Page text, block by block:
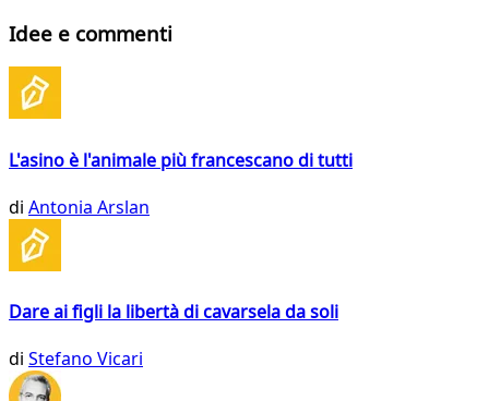
Idee e commenti
L'asino è l'animale più francescano di tutti
di Antonia Arslan
Dare ai figli la libertà di cavarsela da soli
di Stefano Vicari